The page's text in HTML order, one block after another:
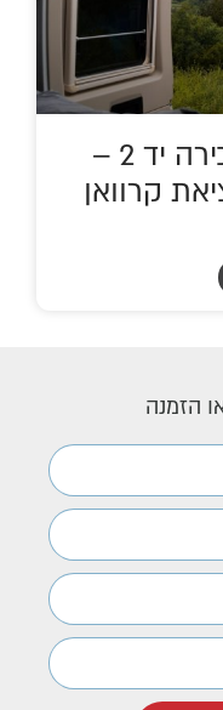
קרוואנים זולים למכירה יד 2 –
קרוואן
הזמנה